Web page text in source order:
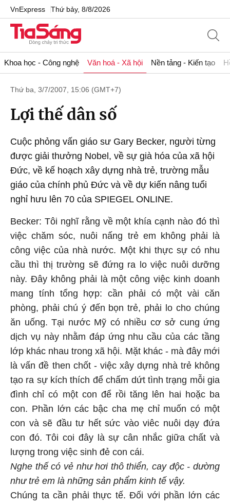
VnExpress Thứ bảy, 8/8/2026
Khoa học - Công nghệ Văn hoá - Xã hội Nền tảng - Kiến tạo
Thứ ba, 3/7/2007, 15:06 (GMT+7)
Lợi thế dân số
Cuộc phỏng vấn giáo sư Gary Becker, người từng
được giải thưởng Nobel, về sự già hóa của xã hội
Đức, về kế hoạch xây dựng nhà trẻ, trường mẫu
giáo của chính phủ Đức và về dự kiến nâng tuổi
nghỉ hưu lên 70 của SPIEGEL ONLINE.
Becker: Tôi nghĩ rằng về một khía cạnh nào đó thì
việc chăm sóc, nuôi nấng trẻ em không phải là
công việc của nhà nước. Một khi thực sự có nhu
cầu thì thị trường sẽ đứng ra lo việc nuôi dưỡng
này. Đây không phải là một công việc kinh doanh
mang tính tổng hợp: cần phải có một vài căn
phòng, phải chú ý đến bọn trẻ, phải lo cho chúng
ăn uống. Tại nước Mỹ có nhiều cơ sở cung ứng
dịch vụ này nhằm đáp ứng nhu cầu của các tầng
lớp khác nhau trong xã hội. Mặt khác - mà đây mới
là vấn đề then chốt - việc xây dựng nhà trẻ không
tạo ra sự kích thích để chấm dứt tình trạng mỗi gia
đình chỉ có một con để rồi tăng lên hai hoặc ba
con. Phần lớn các bậc cha mẹ chỉ muốn có một
con và sẽ đầu tư hết sức vào viêc nuôi dạy đứa
con đó. Tôi coi đây là sự cân nhắc giữa chất và
lượng trong việc sinh đẻ con cái.
Nghe thế có vẻ như hơi thô thiển, cay độc - dường
như trẻ em là những sản phẩm kinh tế vậy.
Chúng ta cần phải thực tế. Đối với phần lớn các